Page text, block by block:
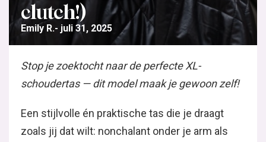
clutch!)
Emily R. juli 31, 2025
Stop je zoektocht naar de perfecte XL-
schoudertas — dit model maak je gewoon zelf!
Een stijlvolle én praktische tas die je draagt
zoals jij dat wilt: nonchalant onder je arm als